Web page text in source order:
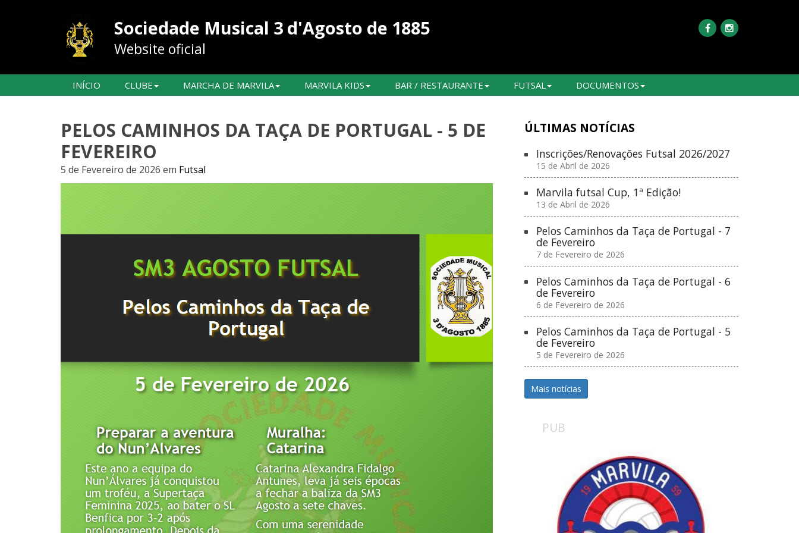
Sociedade Musical 3 d'Agosto de 1885
Website oficial
INÍCIO CLUBE MARCHA DE MARVILA MARVILA KIDS BAR / RESTAURANTE FUTSAL DOCUMENTOS
PELOS CAMINHOS DA TAÇA DE PORTUGAL - 5 DE
FEVEREIRO
5 de Fevereiro de 2026 em Futsal
ÚLTIMAS NOTÍCIAS
Inscrições/Renovações Futsal 2026/2027
15 de Abril de 2026
Marvila futsal Cup, 1ª Edição!
13 de Abril de 2026
Pelos Caminhos da Taça de Portugal - 7
de Fevereiro
7 de Fevereiro de 2026
Pelos Caminhos da Taça de Portugal - 6
de Fevereiro
6 de Fevereiro de 2026
Pelos Caminhos da Taça de Portugal - 5
de Fevereiro
5 de Fevereiro de 2026
Mais notícias
PUB